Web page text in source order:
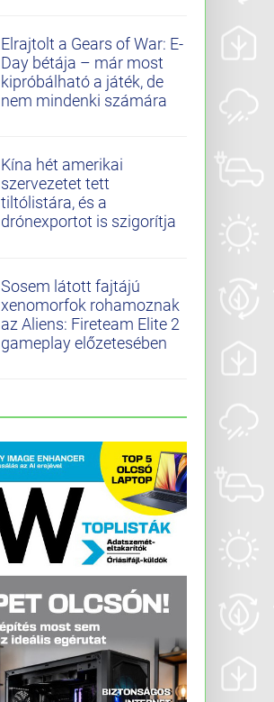
Elrajtolt a Gears of War: E-
Day bétája – már most
kipróbálható a játék, de
nem mindenki számára
Kína hét amerikai
szervezetet tett
tiltólistára, és a
drónexportot is szigorítja
Sosem látott fajtájú
xenomorfok rohamoznak
az Aliens: Fireteam Elite 2
gameplay előzetesében